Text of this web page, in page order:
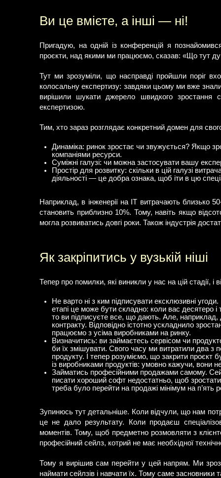
Ви це вмієте, а інші — ні!
Пригадую, на одній із конференцій я
проєкти, над якими ми працюємо, сказав: «Що тут
Тут ми зрозуміли, що насправді пройшли поріг
колосальну експертизу: завдяки цьому ми вже
вирішили шукати джерело швидкого зростання
експертизою.
Тим, хто зараз розглядає конкретний домен для
Динаміка: ринок зростає чи звужується? Якщо
компаніями ресурси.
Суміжні галузі: чи можна застосувати вашу
Простір для розвитку: скільки в цій галузі
діяльності — це добра ознака, щоб іти в цю
Наприклад, в інженерії на ІТ витрачають близько
становить приблизно 10%. Тому, навіть якщо
могла розвиватись довгі роки. Також індустрія
Як закріпитись у вузькій ніші
Тепер про помилки, які виникли у нас на цій стадії, і
Не варто ні з ким підписувати ексклюзивні
етапі це може бути складно: коли вас десятеро і
то ви підписуєте все, що дають. Але, наприклад,
контракту. Відповідно істотно ускладнило
працюємо з усіма виробниками на ринку.
Визначитись: ви займаєтесь сервісом чи
би їх змішувати. Свого часу ми витратили два з
продукту. І тепер розуміємо, що закрити
із виробниками продуктів: умовно кажучи,
Займатись професійними продажами самому.
писати хороший софт недостатньо, щоб
треба було перейти на продажі мінімум на п’ять
Зупинюсь тут детальніше. Коли відчули, що нам
це не дало результату. Коли продаєш
моментів. Тому, щоб предметно розмовляти з
професійний сейлз, котрий не має необхідної
Тому я вирішив сам перейти у цей напрям. Ми
наймати сейлзів і навчати їх. Тому саме